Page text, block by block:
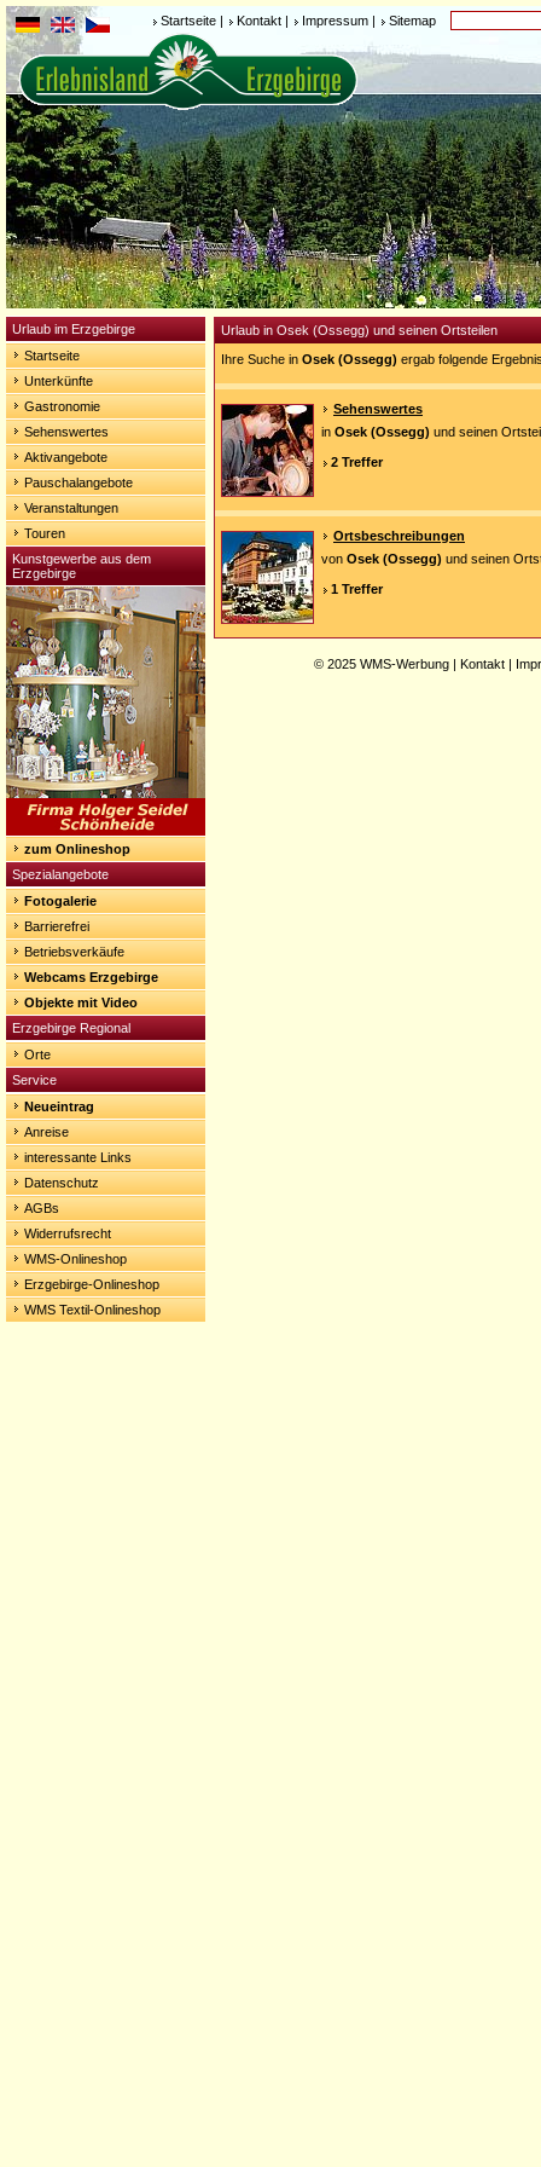
Startseite | Kontakt | Impressum | Sitemap
Urlaub im Erzgebirge
Startseite
Unterkünfte
Gastronomie
Sehenswertes
Aktivangebote
Pauschalangebote
Veranstaltungen
Touren
Kunstgewerbe aus dem
Erzgebirge
zum Onlineshop
Spezialangebote
Fotogalerie
Barrierefrei
Betriebsverkäufe
Webcams Erzgebirge
Objekte mit Video
Erzgebirge Regional
Orte
Service
Neueintrag
Anreise
interessante Links
Datenschutz
AGBs
Widerrufsrecht
WMS-Onlineshop
Erzgebirge-Onlineshop
WMS Textil-Onlineshop
Urlaub in Osek (Ossegg) und seinen Ortsteilen
Ihre Suche in Osek (Ossegg) ergab folgende
Sehenswertes
in Osek (Ossegg) und seinen
2 Treffer
Ortsbeschreibungen
von Osek (Ossegg) und seinen
1 Treffer
© 2025 WMS-Werbung | Kontakt |